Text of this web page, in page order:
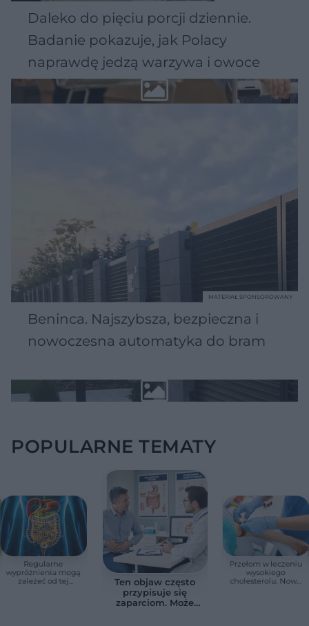
Daleko do pięciu porcji dziennie.
Badanie pokazuje, jak Polacy
naprawdę jedzą warzywa i owoce
Beninca. Najszybsza, bezpieczna i
nowoczesna automatyka do bram
MATERIAŁ SPONSOROWANY
POPULARNE TEMATY
Regularne
wypróżnienia mogą
zależeć od tej
Ten objaw często
przypisuje się
zaparciom. Może
Przełom w leczeniu
wysokiego
cholesterolu. Nowa